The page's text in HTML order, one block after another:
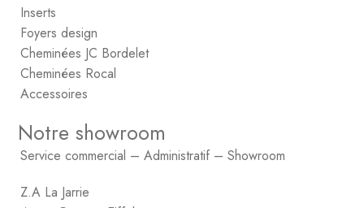
Inserts
Foyers design
Cheminées JC Bordelet
Cheminées Rocal
Accessoires
Notre showroom
Service commercial – Administratif – Showroom
Z.A La Jarrie